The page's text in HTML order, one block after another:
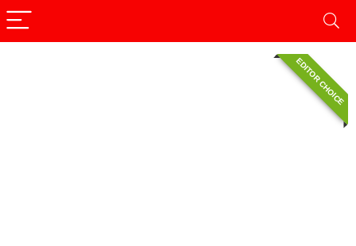
EDITOR CHOICE